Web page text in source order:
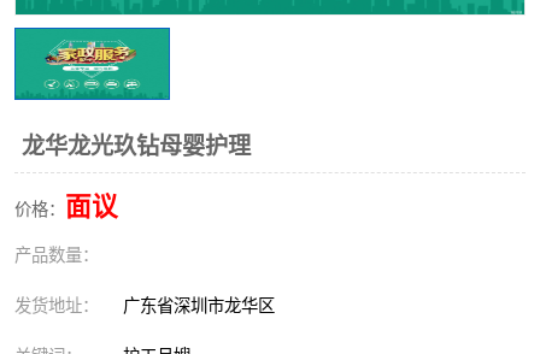
龙华龙光玖钻母婴护理
价格： 面议
产品数量：
发货地址： 广东省深圳市龙华区